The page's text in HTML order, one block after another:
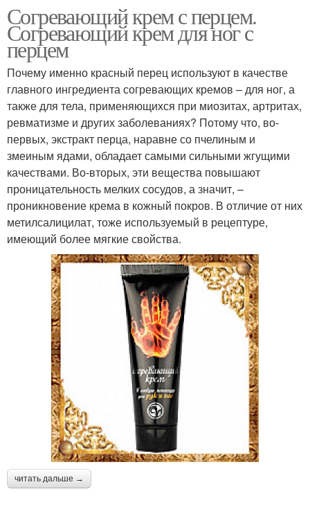
Согревающий крем с перцем.
Согревающий крем для ног с
перцем
Почему именно красный перец используют в качестве
главного ингредиента согревающих кремов – для ног, а
также для тела, применяющихся при миозитах, артритах,
ревматизме и других заболеваниях? Потому что, во-
первых, экстракт перца, наравне со пчелиным и
змеиным ядами, обладает самыми сильными жгущими
качествами. Во-вторых, эти вещества повышают
проницательность мелких сосудов, а значит, –
проникновение крема в кожный покров. В отличие от них
метилсалицилат, тоже используемый в рецептуре,
имеющий более мягкие свойства.
читать дальше →